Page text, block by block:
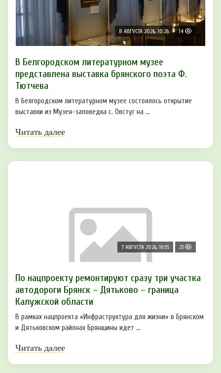
8 АВГУСТА 2026, 10:26 14
В Белгородском литературном музее
представлена выставка брянского поэта Ф.
Тютчева
В Белгородском литературном музее состоялось открытие
выставки из Музея-заповедка с. Овстуг на ...
Читать далее
7 АВГУСТА 2026, 16:55 23
По нацпроекту ремонтируют сразу три участка
автодороги Брянск – Дятьково – граница
Калужской области
В рамках нацпроекта «Инфраструктура для жизни» в Брянском
и Дятьковском районах Брянщины идет ...
Читать далее